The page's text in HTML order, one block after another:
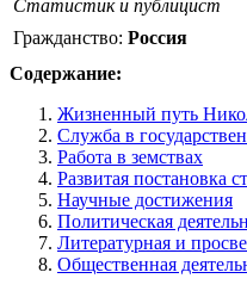
Статистик и публицист
Гражданство: Россия
Содержание:
Жизненный путь
Служба в
Работа в земствах
Развитая постановка
Научные достижения
Политическая
Литературная и
Общественная